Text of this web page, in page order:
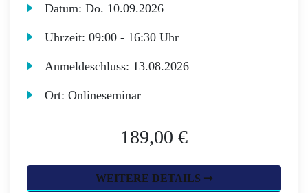
Datum:Do. 10.09.2026
Uhrzeit:09:00 - 16:30 Uhr
Anmeldeschluss: 13.08.2026
Ort:Onlineseminar
189,00 €
WEITERE DETAILS ➞